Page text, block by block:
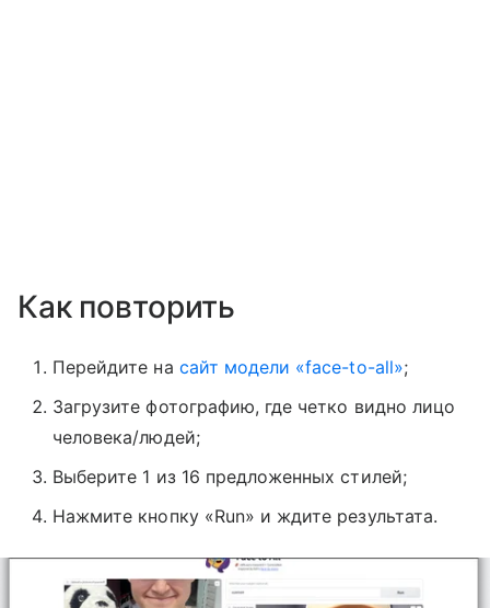
Как повторить
Перейдите на сайт модели «face-to-all»;
Загрузите фотографию, где четко видно лицо
человека/людей;
Выберите 1 из 16 предложенных стилей;
Нажмите кнопку «Run» и ждите результата.